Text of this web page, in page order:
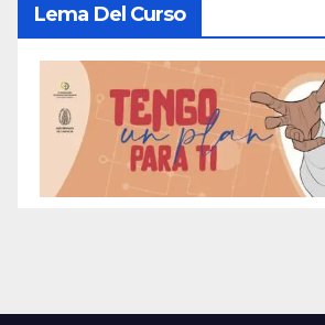
Lema Del Curso